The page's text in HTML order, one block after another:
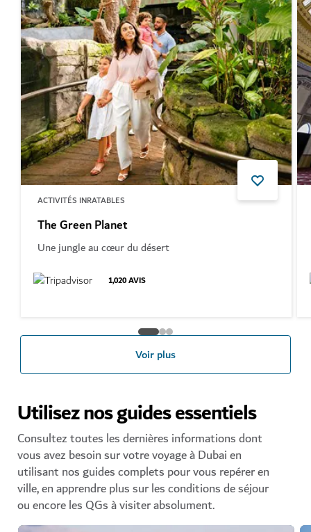
ACTIVITÉS INRATABLES
The Green Planet
Une jungle au cœur du désert
1,020AVIS
Voir plus
Utilisez nos guides essentiels
Consultez toutes les dernières informations dont
vous avez besoin sur votre voyage à Dubai en
utilisant nos guides complets pour vous repérer en
ville, en apprendre plus sur les conditions de séjour
ou encore les QGs à visiter absolument.